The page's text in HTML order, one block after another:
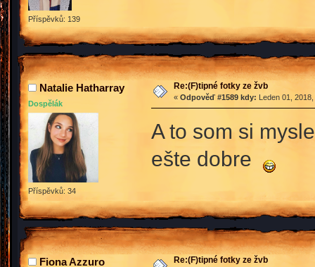
Příspěvků: 139
Natalie Hatharray
Dospělák
Příspěvků: 34
Re:(F)tipné fotky ze žvb
« Odpověď #1589 kdy: Leden 01,
A to som si
ešte dobre
Fiona Azzuro Re:(F)tipné fotky ze žvb